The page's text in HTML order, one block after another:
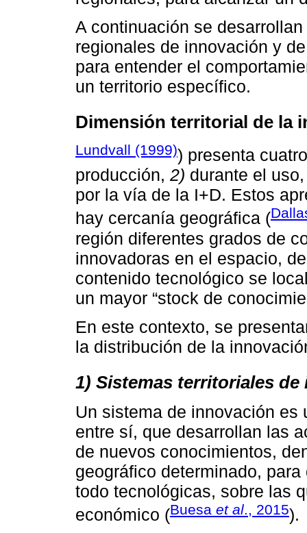
A continuación se
regionales de innovación y
para entender el
un territorio específico.
Dimensión territorial de la
Lundvall (1999)) presenta
producción, 2) durante el
por la vía de la I+D. Estos
hay cercanía geográfica (
región diferentes grados de
innovadoras en el espacio,
contenido tecnológico se
un mayor “stock de
En este contexto, se
la distribución de la
1) Sistemas territoriales de
Un sistema de innovación
entre sí, que desarrollan las
de nuevos conocimientos,
geográfico determinado,
todo tecnológicas, sobre las
económico (Buesa et al., 2015).